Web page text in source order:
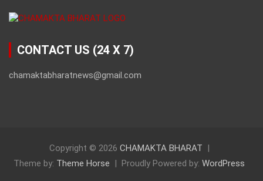
CONTACT US (24 X 7)
chamaktabharatnews@gmail.com
Copyright © 2026 CHAMAKTA BHARAT
Theme by: Theme Horse Proudly Powered by: WordPress